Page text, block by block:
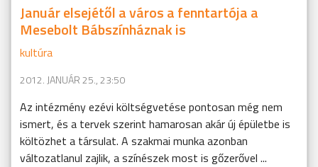
Január elsejétől a város a fenntartója a
Mesebolt Bábszínháznak is
kultúra
2012. JANUÁR 25., 23:50
Az intézmény ezévi költségvetése pontosan még nem
ismert, és a tervek szerint hamarosan akár új épületbe is
költözhet a társulat. A szakmai munka azonban
változatlanul zajlik, a színészek most is gőzerővel ...